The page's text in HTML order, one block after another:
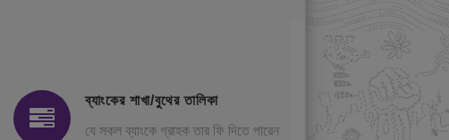
ব্যাংকের শাখা/বুথের তালিকা
যে সকল ব্যাংকে গ্রাহক তার ফি দিতে পারেন